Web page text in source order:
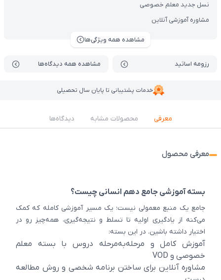
نسل جدید معلم خصوصی
مشاوره آموزشی آنلاین
مشاهده همه ویژگی‌ها
رزومه اساتید مشاهده همه دیدگاه‌ها
خدمات پشتیبانی تا پایان سال تحصیلی
معرفی محصولات مشابه دیدگاه‌ها
معرفی محصول
بسته آموزشی جامع دهم انسانی چیست؟
جامع یک منبع معمولی نیست؛ یک مسیر آموزشی کامله که کمک
می‌کنه از یادگیری اولیه تا تسلط و نتیجه‌گیری، همه‌چیز رو در
اختیار داشته باشین. در این بسته:
آموزش کامل و مرحله‌به‌مرحله دروس با بسته معلم
خصوصی و VOD
مشاوره آنلاین برای ساختن برنامه شخصی و روش مطالعه